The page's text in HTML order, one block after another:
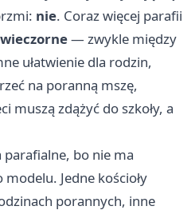
nie. Coraz więcej parafii
— zwykle między
ułatwienie dla rodzin,
na poranną mszę,
muszą zdążyć do szkoły, a
parafialne, bo nie ma
Jedne kościoły
porannych, inne